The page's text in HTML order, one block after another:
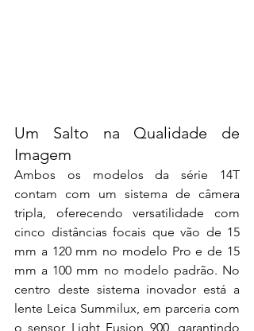
Um Salto na Qualidade de
Imagem
Ambos os modelos da série 14T
contam com um sistema de câmera
tripla, oferecendo versatilidade com
cinco distâncias focais que vão de 15
mm a 120 mm no modelo Pro e de 15
mm a 100 mm no modelo padrão. No
centro deste sistema inovador está a
lente Leica Summilux, em parceria com
o sensor Light Fusion 900, garantindo